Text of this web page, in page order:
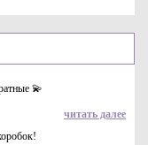
💫
читать далее